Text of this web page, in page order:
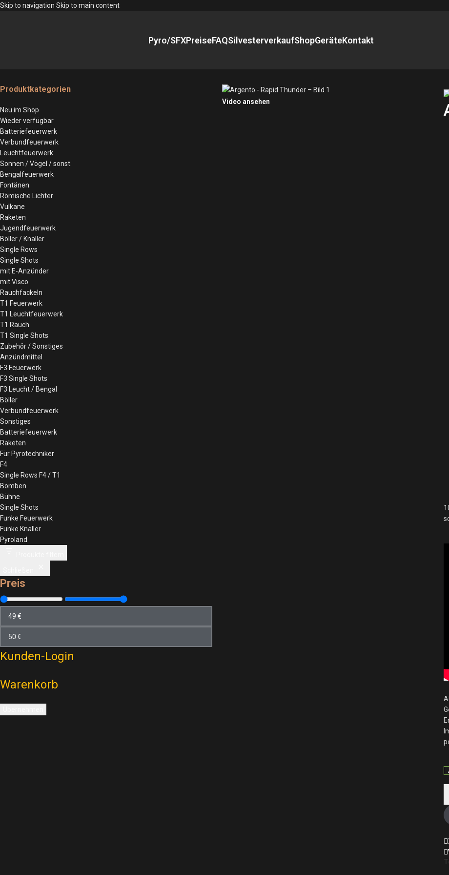
Skip to navigation Skip to main content
Pyro/SFXPreiseFAQSilvesterverkaufShopGeräteKontakt
Produktkategorien
Neu im Shop
Wieder verfügbar
Batteriefeuerwerk
Verbundfeuerwerk
Leuchtfeuerwerk
Sonnen / Vögel / sonst.
Bengalfeuerwerk
Fontänen
Römische Lichter
Vulkane
Raketen
Jugendfeuerwerk
Böller / Knaller
Single Rows
Single Shots
mit E-Anzünder
mit Visco
Rauchfackeln
T1 Feuerwerk
T1 Leuchtfeuerwerk
T1 Rauch
T1 Single Shots
Zubehör / Sonstiges
Anzündmittel
F3 Feuerwerk
F3 Single Shots
F3 Leucht / Bengal
Böller
Verbundfeuerwerk
Sonstiges
Batteriefeuerwerk
Raketen
Für Pyrotechniker
F4
Single Rows F4 / T1
Bomben
Bühne
Single Shots
Funke Feuerwerk
Funke Knaller
Pyroland
Preis
Kunden-Login
Warenkorb
Video ansehen